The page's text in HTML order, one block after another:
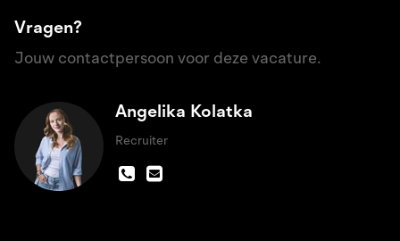
Vragen?
Jouw contactpersoon voor deze vacature.
Angelika Kolatka
Recruiter